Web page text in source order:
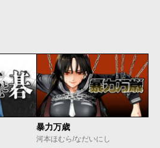
暴力万歳
河本ほむら/なだいにし